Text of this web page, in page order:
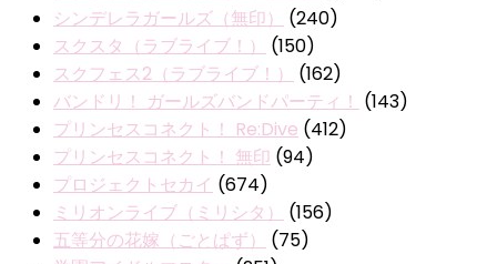
シンデレラガールズ（無印）
(240)
スクスタ（ラブライブ！）
(150)
スクフェス2（ラブライブ！）
(162)
バンドリ！ ガールズバンドパーティ！ (143)
プリンセスコネクト！ Re:Dive (412)
プリンセスコネクト！ 無印 (94)
プロジェクトセカイ (674)
ミリオンライブ（ミリシタ）
(156)
五等分の花嫁（ごとぱず）
(75)